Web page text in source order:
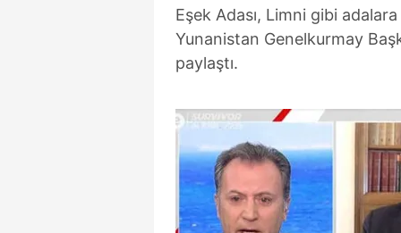
Eşek Adası, Limni gibi
Yunanistan Genelkurmay
paylaştı.